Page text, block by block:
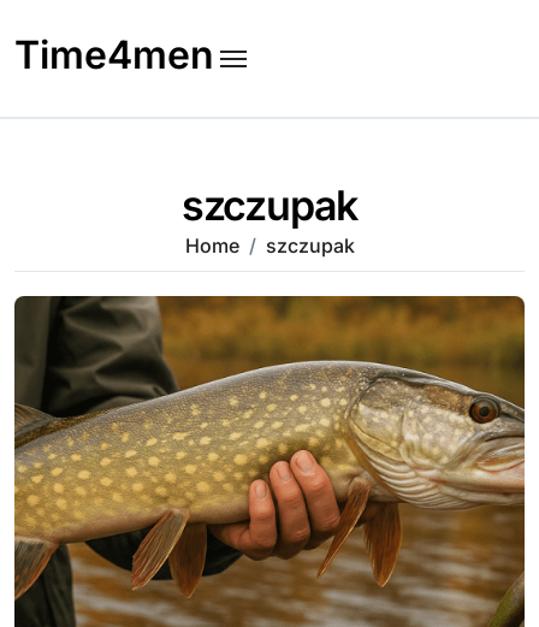
to
content
Time4men
szczupak
Home szczupak